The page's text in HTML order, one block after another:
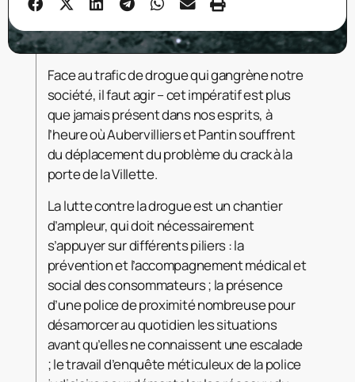
Face au trafic de drogue qui gangrène notre
société, il faut agir – cet impératif est plus
que jamais présent dans nos esprits, à
l’heure où Aubervilliers et Pantin souffrent
du déplacement du problème du crack à la
porte de la Villette.
La lutte contre la drogue est un chantier
d’ampleur, qui doit nécessairement
s’appuyer sur différents piliers : la
prévention et l’accompagnement médical et
social des consommateurs ; la présence
d’une police de proximité nombreuse pour
désamorcer au quotidien les situations
avant qu’elles ne connaissent une escalade
; le travail d’enquête méticuleux de la police